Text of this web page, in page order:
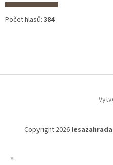
Počet hlasů: 384
Copyright 2026
×